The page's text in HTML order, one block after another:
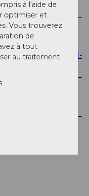
/ Liens
: voir lien :
dallenwil-
à l’aide de
optimiser et
Vous trouverez
de
à tout
au traitement